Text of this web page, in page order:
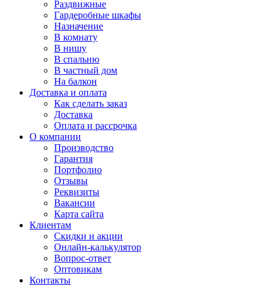
Раздвижные
Гардеробные шкафы
Назначение
В комнату
В нишу
В спальню
В частный дом
На балкон
Доставка и оплата
Как сделать заказ
Доставка
Оплата и рассрочка
О компании
Производство
Гарантия
Портфолио
Отзывы
Реквизиты
Вакансии
Карта сайта
Клиентам
Скидки и акции
Онлайн-калькулятор
Вопрос-ответ
Оптовикам
Контакты